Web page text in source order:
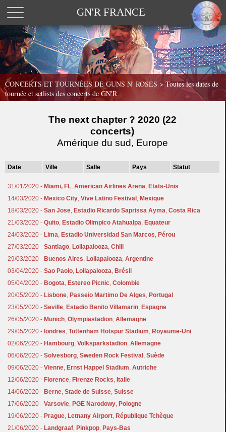
GN'R FRANCE
CONCERTS ET TOURNÉES DE GUNS N' ROSES > Toutes les dates de
tournée et setlists des concerts de GN'R
The next chapter ? 2020 (22
concerts)
Amérique du sud, Europe
Date Ville Salle Pays Statut
31/01/2020 - Miami, FL,American Airlines Arena, Etats-Unis
14/03/2020 - Mexico City,Vive Latino Festival , Mexique
18/03/2020 -San Jose, Estadio Ricardo Saprissa Ayma,Costa Rica
21/03/2020 -Quito, Estadio Olimpico Atahualpa, Equateur
24/03/2020 - Lima, Estadio Universidad San Marcos, Pérou
27/03/2020 -Santiago, Lollapalooza,Chili
29/03/2020 - Buenos Aires, Lollapalooza,Argentine
03/04/2020 -Sao Paolo, Lollapalooza, Brésil
05/04/2020 - Bogota, Estereo Picnic,Colombie
20/05/2020 - Lisbone, Passeio Martimo De Alges, Portugal
23/05/2020 -Seville, Estadio Benito Villamarin, Espagne
26/05/2020 - Munich,Olympiastadion,Allemagne
29/05/2020 - londres,Tottenham Hotspur Stadium, Royaume-Uni
02/06/2020 - Hambourg,Volksparkstadion,Allemagne
06/06/2020 -Solvesborg,Sweden Rock Festival ,Suède
09/06/2020 -Vienne, Ernst Happel Stadium,Autriche
12/06/2020 - Florence, Firenze Rocks, Italie
14/06/2020 - Berne,Stade de Suisse,Suisse
17/06/2020 -Varsovie, PGE Narodowy, Pologne
19/06/2020 - Prague, Letnany Airport, République Tchèque
21/06/2020 - Landgraaf, Pinkpop, Pays-Bas